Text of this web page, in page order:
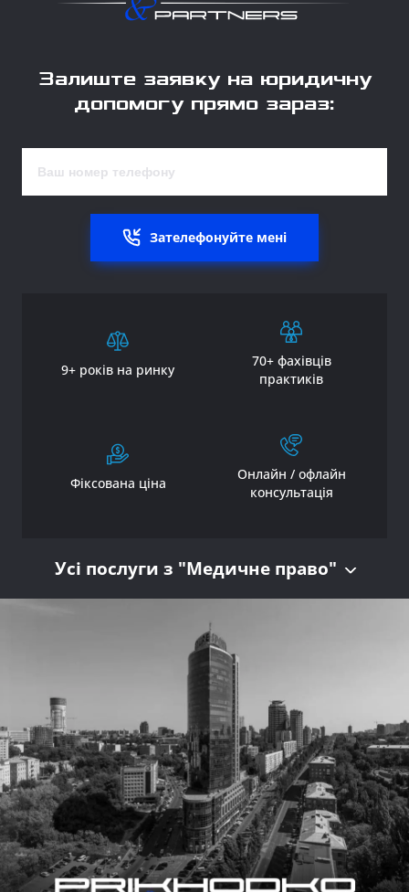
Залиште заявку на юридичну
допомогу прямо зараз:
Зателефонуйте мені
9+ років на ринку
70+ фахівців
практиків
Фіксована ціна
Онлайн / офлайн
консультація
Усі послуги з "Медичне право"